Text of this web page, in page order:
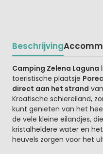
Beschrijving
Beschrijving
Camping Zelena Laguna
toeristische plaatsje
direct aan het strand
Kroatische schiereiland,
kunt genieten van het
de vele kleine eilandjes,
kristalheldere water en
heuvels zorgen voor het